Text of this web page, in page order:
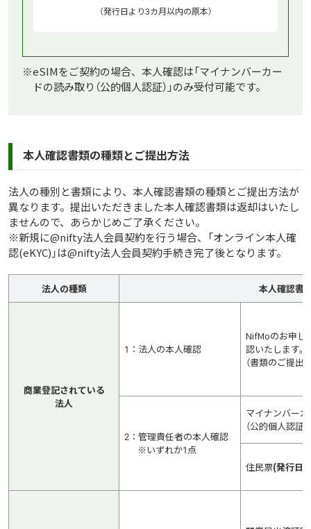
（発行日より3カ月以内の原本）
※eSIMをご契約の場合、本人確認は「マイナンバーカー
ドの読み取り（公的個人認証）」のみ受付可能です。
本人確認書類の種類とご提出方法
法人の種別と書類により、本人確認書類の種類とご提出方法が
異なります。提出いただきました本人確認書類は返却はいたし
ませんので、あらかじめご了承ください。
※新規に@nifty法人会員契約を行う場合、「オンライン本人確
認(eKYC)」は@nifty法人会員契約手続き完了後となります。
法人の種類 本人確認書
商業登記されている
法人
1：法人の本人確認
NifMoのお申し
認いたします。
（書類のご提出
2：管理責任者の本人確認
※いずれか1点
マイナンバー
（公的個人認証）
住民票(発行日